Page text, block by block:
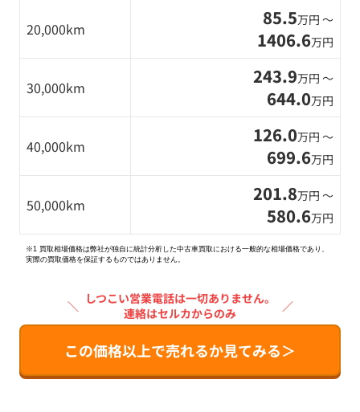
20,000km 85.5万円 〜
1406.6万円
30,000km 243.9万円 〜
644.0万円
40,000km 126.0万円 〜
699.6万円
50,000km 201.8万円 〜
580.6万円
※1 買取相場価格は弊社が独自に統計分析した中古車買取における一般的な相場価格であり、
実際の買取価格を保証するものではありません。
＼ しつこい営業電話は一切ありません。
連絡はセルカからのみ
／
この価格以上で売れるか見てみる＞